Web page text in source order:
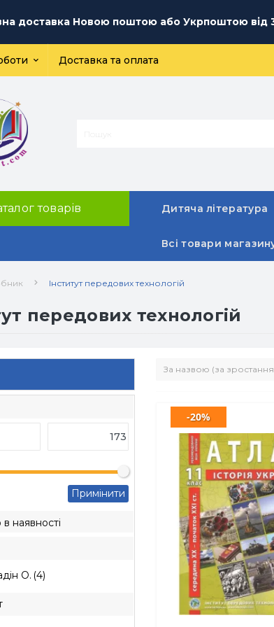
доставка Новою поштою або Укрпоштою від
Доставка та оплата
товарів Дитяча література
Всі товари
Інститут передових технологій
передових технологій
Примінити
наявності
О. (4)
-20%